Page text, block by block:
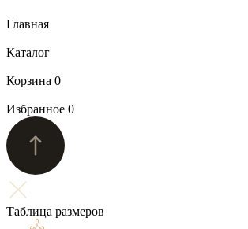
Главная
Каталог
Корзина 0
Избранное 0
Таблица размеров